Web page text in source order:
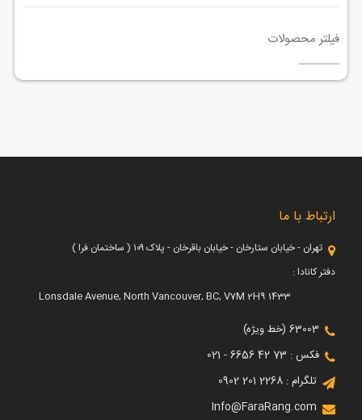
فیلتر محصولات
ارتباط با ما
تهران - خیابان ستارخان - خیابان باقرخان - پلاک ۱۰۹ ( ساختمان فرا )
دفتر کانادا :
1433 Lonsdale Avenue, North Vancouver, BC, V7M 2H9
63003 (خط ویژه)
فکس : 73 42 6656 - 021
تلگرام : 2268 201 0902
Info@FaraRang.com